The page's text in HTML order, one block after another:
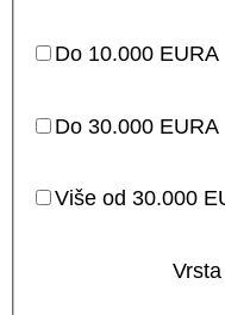
Do 10.000 EURA
Do 30.000 EURA
Više od 30.000